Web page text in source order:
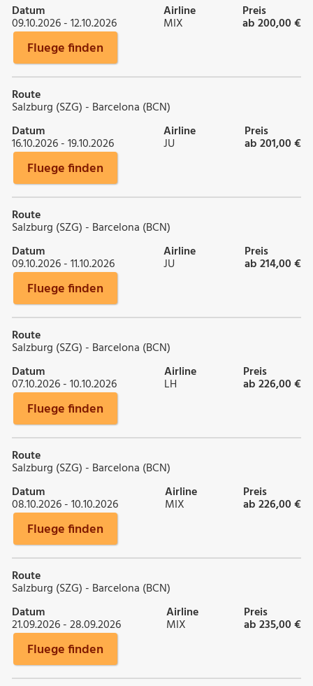
Datum
09.10.2026 - 12.10.2026
Airline
MIX
Preis
ab 200,00 €
Fluege finden
Route
Salzburg (SZG) - Barcelona (BCN)
Datum
16.10.2026 - 19.10.2026
Airline
JU
Preis
ab 201,00 €
Fluege finden
Route
Salzburg (SZG) - Barcelona (BCN)
Datum
09.10.2026 - 11.10.2026
Airline
JU
Preis
ab 214,00 €
Fluege finden
Route
Salzburg (SZG) - Barcelona (BCN)
Datum
07.10.2026 - 10.10.2026
Airline
LH
Preis
ab 226,00 €
Fluege finden
Route
Salzburg (SZG) - Barcelona (BCN)
Datum
08.10.2026 - 10.10.2026
Airline
MIX
Preis
ab 226,00 €
Fluege finden
Route
Salzburg (SZG) - Barcelona (BCN)
Datum
21.09.2026 - 28.09.2026
Airline
MIX
Preis
ab 235,00 €
Fluege finden